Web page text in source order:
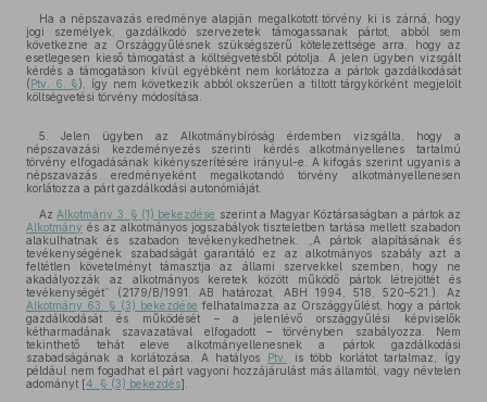
Ha a népszavazás eredménye alapján megalkotott törvény ki is zárná, hogy
jogi személyek, gazdálkodó szervezetek támogassanak pártot, abból sem
következne az Országgyűlésnek szükségszerű kötelezettsége arra, hogy az
esetlegesen kieső támogatást a költségvetésből pótolja. A jelen ügyben vizsgált
kérdés a támogatáson kívül egyébként nem korlátozza a pártok gazdálkodását
(Ptv. 6. §), így nem következik abból okszerűen a tiltott tárgykörként megjelölt
költségvetési törvény módosítása.
5. Jelen ügyben az Alkotmánybíróság érdemben vizsgálta, hogy a
népszavazási kezdeményezés szerinti kérdés alkotmányellenes tartalmú
törvény elfogadásának kikényszerítésére irányul-e. A kifogás szerint ugyanis a
népszavazás eredményeként megalkotandó törvény alkotmányellenesen
korlátozza a párt gazdálkodási autonómiáját.
Az Alkotmány 3. § (1) bekezdése szerint a Magyar Köztársaságban a pártok az
Alkotmány és az alkotmányos jogszabályok tiszteletben tartása mellett szabadon
alakulhatnak és szabadon tevékenykedhetnek. „A pártok alapításának és
tevékenységének szabadságát garantáló ez az alkotmányos szabály azt a
feltétlen követelményt támasztja az állami szervekkel szemben, hogy ne
akadályozzák az alkotmányos keretek között működő pártok létrejöttét és
tevékenységét” (2179/B/1991. AB határozat, ABH 1994, 518, 520–521.). Az
Alkotmány 63. § (3) bekezdése felhatalmazza az Országgyűlést, hogy a pártok
gazdálkodását és működését – a jelenlévő országgyűlési képviselők
kétharmadának szavazatával elfogadott – törvényben szabályozza. Nem
tekinthető tehát eleve alkotmányellenesnek a pártok gazdálkodási
szabadságának a korlátozása. A hatályos Ptv.
is több korlátot tartalmaz, így
például nem fogadhat el párt vagyoni hozzájárulást más államtól, vagy névtelen
adományt [4. § (3) bekezdés].